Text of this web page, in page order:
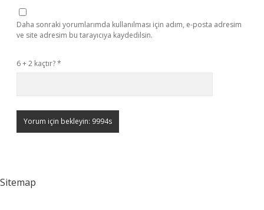
Daha sonraki yorumlarımda kullanılması için adım, e-posta adresim
ve site adresim bu tarayıcıya kaydedilsin.
6 + 2 kaçtır?*
Sitemap